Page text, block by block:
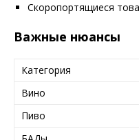
Скоропортящиеся
Важные нюансы
Категория
Вино
Пиво